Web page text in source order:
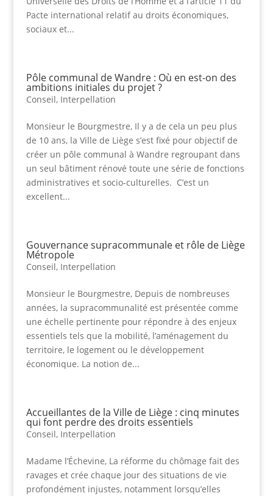
Pacte international relatif au droits économiques,
sociaux et...
Pôle communal de Wandre : Où en est-on des
ambitions initiales du projet ?
Conseil, Interpellation
Monsieur le Bourgmestre, Il y a de cela un peu plus
de 10 ans, la Ville de Liège s’est fixé pour objectif de
créer un pôle communal à Wandre regroupant dans
un seul bâtiment rénové toute une série de fonctions
administratives et socio-culturelles. C’est un
excellent...
Gouvernance supracommunale et rôle de Liège
Métropole
Conseil, Interpellation
Monsieur le Bourgmestre, Depuis de nombreuses
années, la supracommunalité est présentée comme
une échelle pertinente pour répondre à des enjeux
essentiels tels que la mobilité, l’aménagement du
territoire, le logement ou le développement
économique. La notion de...
Accueillantes de la Ville de Liège : cinq minutes
qui font perdre des droits essentiels
Conseil, Interpellation
Madame l’Échevine, La réforme du chômage fait des
ravages et crée chaque jour des situations de vie
profondément injustes, notamment lorsqu’elles